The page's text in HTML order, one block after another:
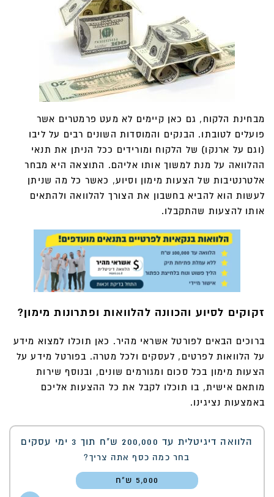
מבחינת הלקוח, גם כאן קיימים לא מעט פרמטרים אשר
פועלים לטובתו. הבנקים והמוסדות השונים רבים על ליבו
(וגם על ארנקו) של הלקוח ומורידים ככל הניתן את תנאי
ההלוואה על מנת למשוך אותו אליהם. התוצאה היא מבחר
אלטרנטיבות של הצעות מימון וסיוע, כאשר כל מה שניתן
לעשות הוא להביא בחשבון את הצורך להלוואה ולהתאים
אותו להצעות שהתקבלו.
זקוקים לסיוע והכוונה להלוואות ופתרונות מימון?
ברוכים הבאים לפורטל אשראי מהיר. כאן תוכלו למצוא מידע
על הלוואות לפרטים, לעסקים ולכל מטרה. בפורטל מידע על
הצעות מימון בכל סכום ומגורמים שונים, ובנוסף שירות
מותאם אישית, בו תוכלו לקבל את כל ההצעות אליכם
באמצעות נציגינו.
הלוואה דיגיטלית עד 200,000 ש"ח תוך 3 ימי עסקים
בחר כמה כסף אתה צריך?
5,000